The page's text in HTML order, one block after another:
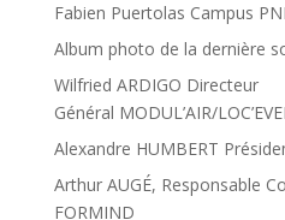
Fabien Puertolas Campus
Album photo de la dernière
Wilfried ARDIGO Directeur
Général MODUL’AIR/
Alexandre HUMBERT
Arthur AUGÉ, Responsable
FORMIND